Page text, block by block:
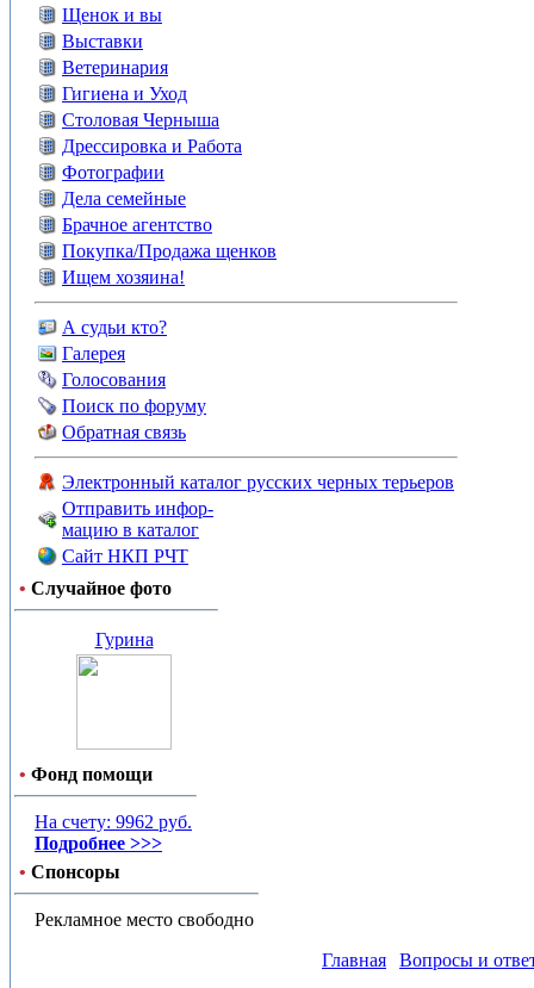
Щенок и вы
Выставки
Ветеринария
Гигиена и Уход
Столовая Черныша
Дрессировка и Работа
Фотографии
Дела семейные
Брачное агентство
Покупка/Продажа щенков
Ищем хозяина!
А судьи кто?
Галерея
Голосования
Поиск по форуму
Обратная связь
Электронный каталог русских черных терьеров
Отправить инфор-
мацию в каталог
Сайт НКП РЧТ
• Случайное фото
Гурина
• Фонд помощи
На счету: 9962 руб.
Подробнее >>>
• Спонсоры
Рекламное место свободно
Главная
Вопросы и